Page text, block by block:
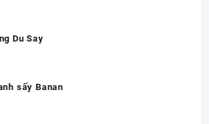
Du Say
sấy Banan